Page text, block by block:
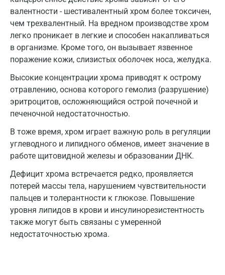
валентности - шестивалентный хром более токсичен,
чем трехвалентный. На вредном производстве хром
легко проникает в легкие и способен накапливаться
в организме. Кроме того, он вызывает язвенное
поражение кожи, слизистых оболочек носа, желудка.
Высокие концентрации хрома приводят к острому
отравлению, основа которого гемолиз (разрушение)
эритроцитов, осложняющийся острой почечной и
печеночной недостаточностью.
В тоже время, хром играет важную роль в регуляции
углеводного и липидного обменов, имеет значение в
работе щитовидной железы и образовании ДНК.
Дефицит хрома встречается редко, проявляется
потерей массы тела, нарушением чувствительности
пальцев и толерантности к глюкозе. Повышение
уровня липидов в крови и инсулинорезистентность
также могут быть связаны с умеренной
недостаточностью хрома.
Волгоград
Волжский
Вологда
Всеволожск
Гатчина
Геленджик
Голубое
Дзержинск
Дзержинский
Дмитров
Долгопрудный